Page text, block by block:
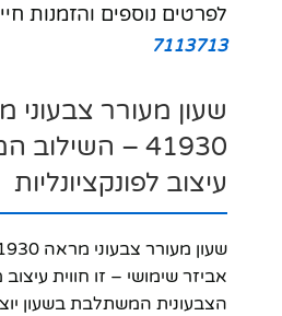
לפרטים נוספים והזמנות
7113713
41930 –
עיצוב לפונקציונליות
אביזר שימושי – זו חווית
הצבעונית המשתלבת בשעון